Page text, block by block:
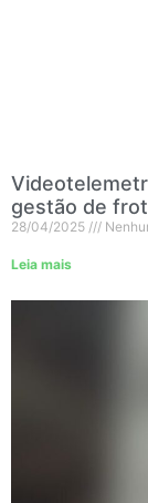
gestão de
28/04/2025
Leia mais